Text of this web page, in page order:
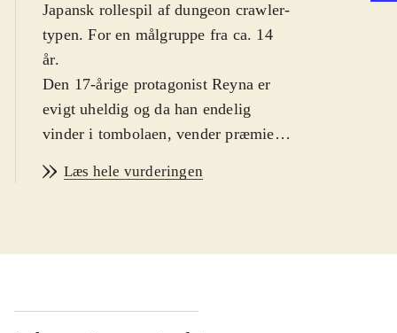
Japansk rollespil af dungeon crawler-
typen. For en målgruppe fra ca. 14
år.
Den 17-årige protagonist Reyna er
evigt uheldig og da han endelig
vinder i tombolaen, vender præmien
Præmien er, at han bliver en gud i et
skæbnen for de mennesker der beder
besejre fysiske manifestationer - i en
Læs hele vurderingen